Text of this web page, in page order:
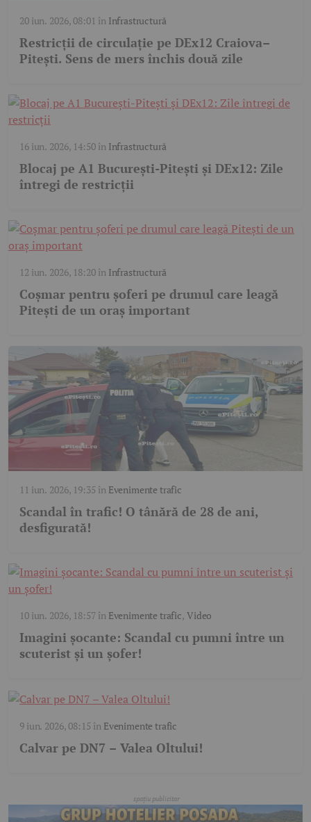
20 iun. 2026, 08:01 în Infrastructură
Restricții de circulație pe DEx12 Craiova–
Pitești. Sens de mers închis două zile
16 iun. 2026, 14:50în Infrastructură
Blocaj pe A1 București-Pitești și DEx12: Zile
întregi de restricții
12 iun. 2026, 18:20în Infrastructură
Coșmar pentru șoferi pe drumul care leagă
Pitești de un oraș important
11 iun. 2026, 19:35 în Evenimente trafic
Scandal în trafic! O tânără de 28 de ani,
desfigurată!
10 iun. 2026, 18:57în Evenimente trafic, Video
Imagini șocante: Scandal cu pumni între un
scuterist și un șofer!
9 iun. 2026, 08:15 în Evenimente trafic
Calvar pe DN7 – Valea Oltului!